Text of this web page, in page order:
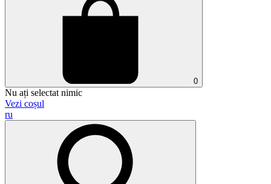
0
Nu ați selectat nimic
Vezi coșul
ru